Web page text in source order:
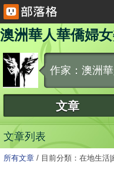
澳洲華人華僑婦
作家：澳洲
文章
文章列表
所有文章 / 目前分類：在地生活|